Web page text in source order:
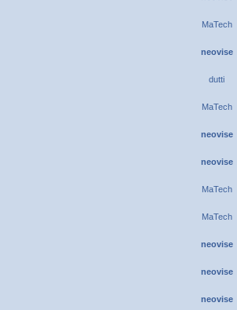
MaTech
neovise
dutti
MaTech
neovise
neovise
MaTech
MaTech
neovise
neovise
neovise